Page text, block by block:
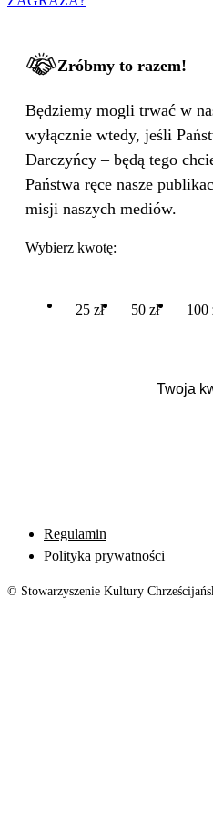
Zróbmy to razem!
Będziemy mogli trwać w
wyłącznie wtedy, jeśli
Darczyńcy – będą tego
Państwa ręce nasze
misji naszych mediów.
Wybierz kwotę:
25 zł 50 zł 100
Regulamin
Polityka prywatności
© Stowarzyszenie Kultury